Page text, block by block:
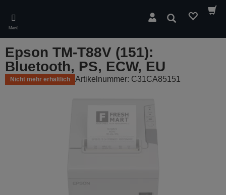
main
content
Menü
Suchen
Epson TM-T88V (151):
Bluetooth, PS, ECW, EU
Nicht mehr erhältlich Artikelnummer: C31CA85151